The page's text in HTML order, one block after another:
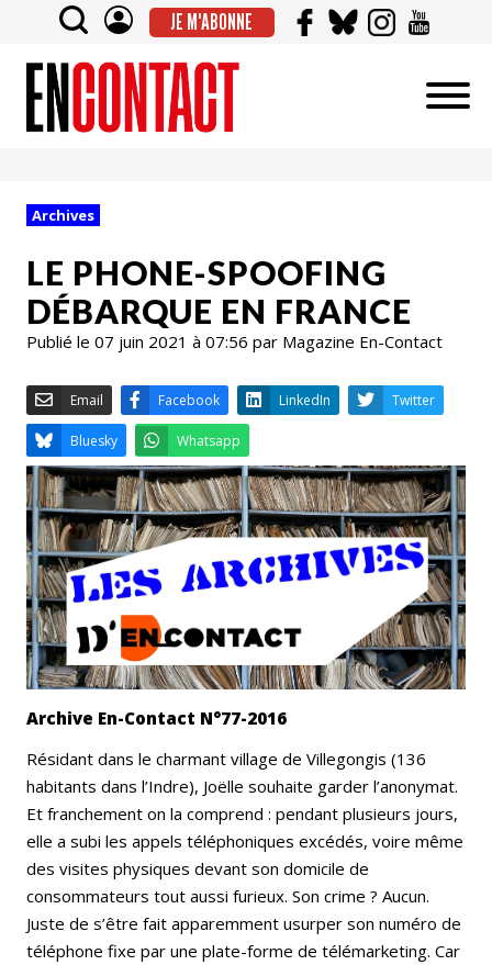
JE M'ABONNE
Archives
LE PHONE-SPOOFING
DÉBARQUE EN FRANCE
Publié le 07 juin 2021 à 07:56 par Magazine En-Contact
Email Facebook LinkedIn
Bluesky Whatsapp
Archive En-Contact N°77-2016
Résidant dans le charmant village de Villegongis (136
habitants dans l’Indre), Joëlle souhaite garder l’anonymat.
Et franchement on la comprend : pendant plusieurs jours,
elle a subi les appels téléphoniques excédés, voire même
des visites physiques devant son domicile de
consommateurs tout aussi furieux. Son crime ? Aucun.
Juste de s’être fait apparemment usurper son numéro de
téléphone fixe par une plate-forme de télémarketing. Car